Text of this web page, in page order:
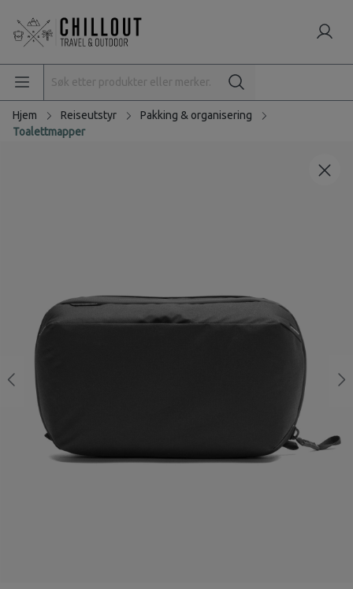
Hjem Reiseutstyr
Pakking & organisering
Toalettmapper